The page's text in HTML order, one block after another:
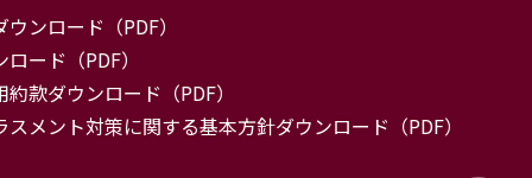
ンロード（PDF）
ード（PDF）
款ダウンロード（PDF）
スメント対策に関する基本方針ダウンロード（PDF）